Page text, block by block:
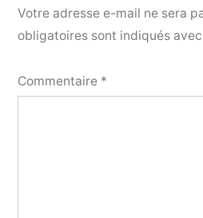
Votre adresse e-mail ne sera
obligatoires sont indiqués avec
Commentaire *